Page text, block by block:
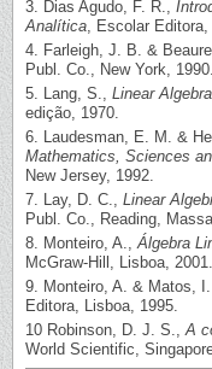
3. Dias Agudo, F. R.,
Analítica, Escolar
4. Farleigh, J. B. &
Publ. Co., New York, 1990.
5. Lang, S., Linear Algebra
edição, 1970.
6. Laudesman, E. M. &
Mathematics, Sciences
New Jersey, 1992.
7. Lay, D. C., Linear
Publ. Co., Reading,
8. Monteiro, A.,Álgebra
McGraw-Hill, Lisboa, 2001.
9. Monteiro, A. & Matos,
Editora, Lisboa, 1995.
10 Robinson, D. J. S.,A
World Scientific,